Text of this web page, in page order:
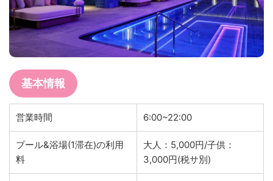
基本情報
営業時間 6:00~22:00
プール&浴場(1滞在)の利用
料
大人：5,000円/子供：
3,000円(税サ別)